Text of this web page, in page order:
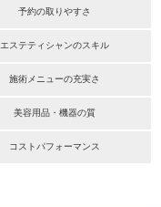
予約の取りやすさ
エステティシャンのスキル
施術メニューの充実さ
美容用品・機器の質
コストパフォーマンス